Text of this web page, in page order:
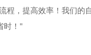
程，提高效率！我们的
时！"